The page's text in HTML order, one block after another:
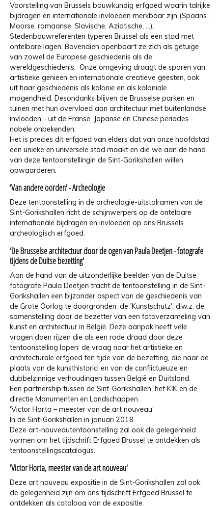
Voorstelling van Brussels bouwkundig erfgoed waarin talrijke
bijdragen en internationale invloeden merkbaar zijn (Spaans-
Moorse, romaanse, Slavische, Aziatische, ...).
Stedenbouwreferenten typeren Brussel als een stad met
ontelbare lagen. Bovendien openbaart ze zich als getuige
van zowel de Europese geschiedenis als de
wereldgeschiedenis. Onze omgeving draagt de sporen van
artistieke genieën en internationale creatieve geesten, ook
uit haar geschiedenis als kolonie en als koloniale
mogendheid. Desondanks blijven de Brusselse parken en
tuinen met hun overvloed aan architectuur met buitenlandse
invloeden - uit de Franse, Japanse en Chinese periodes -
nobele onbekenden.
Het is precies dit erfgoed van elders dat van onze hoofdstad
een unieke en universele stad maakt en die we aan de hand
van deze tentoonstellingin de Sint-Gorikshallen willen
opwaarderen.
'Van andere oorden' - Archeologie
Deze tentoonstelling in de archeologie-uitstalramen van de
Sint-Gorikshallen richt de schijnwerpers op de ontelbare
internationale bijdragen en invloeden op ons Brussels
archeologisch erfgoed.
'De Brusselse architectuur door de ogen van Paula Deetjen - fotografe
tijdens de Duitse bezetting'
Aan de hand van de uitzonderlijke beelden van de Duitse
fotografe Paula Deetjen tracht de tentoonstelling in de Sint-
Gorikshallen een bijzonder aspect van de geschiedenis van
de Grote Oorlog te doorgronden, de 'Kunstschutz', d.w.z. de
samenstelling door de bezetter van een fotoverzameling van
kunst en architectuur in België. Deze aanpak heeft vele
vragen doen rijzen die als een rode draad door deze
tentoonstelling lopen: de vraag naar het artistieke en
architecturale erfgoed ten tijde van de bezetting, die naar de
plaats van de kunsthistorici en van de conflictueuze en
dubbelzinnige verhoudingen tussen België en Duitsland.
Een partnership tussen de Sint-Gorikshallen, het KIK en de
directie Monumenten en Landschappen
'Victor Horta – meester van de art nouveau'
In de Sint-Gorikshallen in januari 2018
Deze art-nouveautentoonstelling zal ook de gelegenheid
vormen om het tijdschrift Erfgoed Brussel te ontdekken als
tentoonstellingscatalogus.
'Victor Horta, meester van de art nouveau'
Deze art nouveau expositie in de Sint-Gorikshallen zal ook
de gelegenheid zijn om ons tijdschrift Erfgoed Brussel te
ontdekken als cataloog van de expositie.